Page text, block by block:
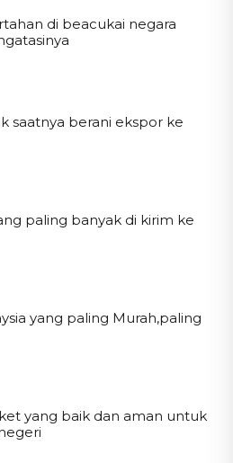
di beacukai negara
saatnya berani ekspor ke
paling banyak di kirim ke
yang paling Murah,paling
yang baik dan aman untuk